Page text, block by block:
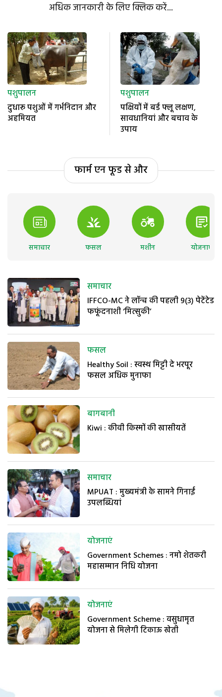
अधिक जानकारी के लिए क्लिक करें...
पशुपालन
दुधारू पशुओं में गर्भनिदान और
अहमियत
पशुपालन
पक्षियों में बर्ड फ्लू लक्षण,
सावधानियां और बचाव के
उपाय
फार्म एन फूड से और
समाचार फसल मशीन योजनाएं
समाचार
IFFCO-MC ने लॉन्च की पहली 9(3) पेटेंटेड
फफूंदनाशी ‘मित्सुकी’
फसल
Healthy Soil : स्वस्थ मिट्टी दे भरपूर
फसल अधिक मुनाफा
बागबानी
Kiwi : कीवी किस्मों की खासीयतें
समाचार
MPUAT : मुख्यमंत्री के सामने गिनाईं
उपलब्धियां
योजनाएं
Government Schemes : नमो शेतकरी
महासम्मान निधि योजना
योजनाएं
Government Scheme : वसुधामृत
योजना से मिलेगी टिकाऊ खेती